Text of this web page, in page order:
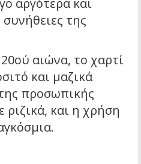
της
αιώνα, το χαρτί
και μαζικά
προσωπικής
ριζικά, και η χρήση